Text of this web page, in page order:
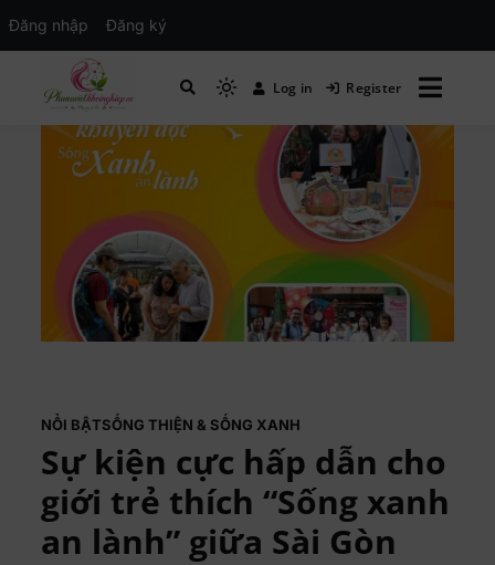
MXH PHỤ NỮ VIỆT
Mạng xã hội Kinh tế – Giáo dục – Hướng
Log in Register
NỔI BẬTSỐNG THIỆN & SỐNG XANH
Sự kiện cực hấp dẫn cho
giới trẻ thích “Sống xanh
an lành” giữa Sài Gòn
Đăng nhập Đăng ký